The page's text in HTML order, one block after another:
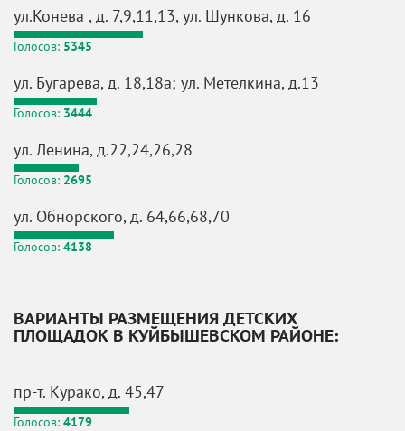
ул.Конева , д. 7,9,11,13, ул. Шункова, д. 16
Голосов: 5345
ул. Бугарева, д. 18,18а; ул. Метелкина, д.13
Голосов: 3444
ул. Ленина, д.22,24,26,28
Голосов: 2695
ул. Обнорского, д. 64,66,68,70
Голосов: 4138
ВАРИАНТЫ РАЗМЕЩЕНИЯ ДЕТСКИХ
ПЛОЩАДОК В КУЙБЫШЕВСКОМ РАЙОНЕ:
пр-т. Курако, д. 45,47
Голосов: 4179